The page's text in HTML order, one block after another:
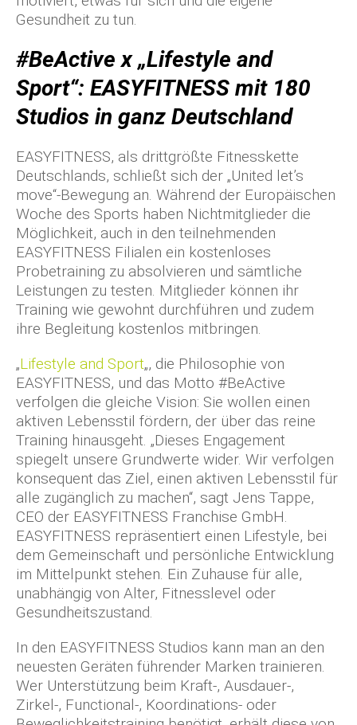
Gesundheit zu tun.
#BeActive x „Lifestyle and
Sport“: EASYFITNESS mit 180
Studios in ganz Deutschland
EASYFITNESS, als drittgrößte Fitnesskette
Deutschlands, schließt sich der „United let’s
move“-Bewegung an. Während der Europäischen
Woche des Sports haben Nichtmitglieder die
Möglichkeit, auch in den teilnehmenden
EASYFITNESS Filialen ein kostenloses
Probetraining zu absolvieren und sämtliche
Leistungen zu testen. Mitglieder können ihr
Training wie gewohnt durchführen und zudem
ihre Begleitung kostenlos mitbringen.
„Lifestyle and Sport„, die Philosophie von
EASYFITNESS, und das Motto #BeActive
verfolgen die gleiche Vision: Sie wollen einen
aktiven Lebensstil fördern, der über das reine
Training hinausgeht. „Dieses Engagement
spiegelt unsere Grundwerte wider. Wir verfolgen
konsequent das Ziel, einen aktiven Lebensstil für
alle zugänglich zu machen“, sagt Jens Tappe,
CEO der EASYFITNESS Franchise GmbH.
EASYFITNESS repräsentiert einen Lifestyle, bei
dem Gemeinschaft und persönliche Entwicklung
im Mittelpunkt stehen. Ein Zuhause für alle,
unabhängig von Alter, Fitnesslevel oder
Gesundheitszustand.
In den EASYFITNESS Studios kann man an den
neuesten Geräten führender Marken trainieren.
Wer Unterstützung beim Kraft-, Ausdauer-,
Zirkel-, Functional-, Koordinations- oder